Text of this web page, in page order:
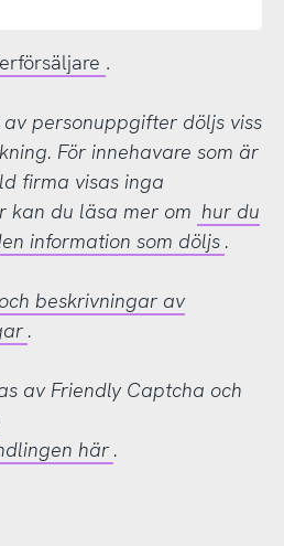
.
personuppgifter döljs viss
För innehavare som är
firma visas inga
kan du läsa mer om hur du
information som döljs .
beskrivningar av
.
av Friendly Captcha och
här .